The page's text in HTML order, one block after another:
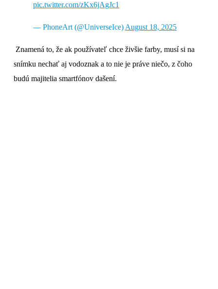
pic.twitter.com/zKx6jAgJc1
— PhoneArt (@UniverseIce)August 18, 2025
Znamená to, že ak používateľ chce živšie farby, musí si na
snímku nechať aj vodoznak a to nie je práve niečo, z čoho
budú majitelia smartfónov dašení.